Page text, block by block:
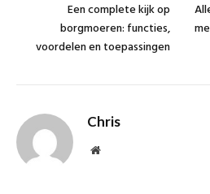
Een complete kijk op
borgmoeren: functies,
voordelen en toepassingen
Chris
Website